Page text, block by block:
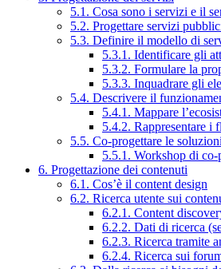
5.1. Cosa sono i servizi e il
5.2. Progettare servizi
5.3. Definire il modello di
5.3.1. Identificare gli
5.3.2. Formulare la
5.3.3. Inquadrare gli
5.4. Descrivere il
5.4.1. Mappare
5.4.2. Rappresentare i
5.5. Co-progettare le soluzioni
5.5.1. Workshop di co-
6. Progettazione dei contenuti
6.1. Cos’è il content design
6.2. Ricerca utente sui
6.2.1. Content
6.2.2. Dati di ricerca
6.2.3. Ricerca tramite
6.2.4. Ricerca sui